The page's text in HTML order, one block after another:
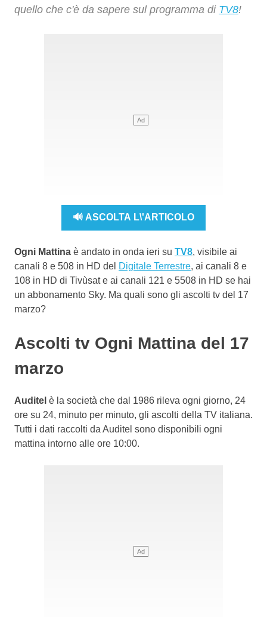
quello che c'è da sapere sul programma di TV8!
🔊 ASCOLTA L\'ARTICOLO
Ogni Mattina è andato in onda ieri su TV8, visibile ai
canali 8 e 508 in HD del Digitale Terrestre, ai canali 8 e
108 in HD di Tivùsat e ai canali 121 e 5508 in HD se hai
un abbonamento Sky. Ma quali sono gli ascolti tv del 17
marzo?
Ascolti tv Ogni Mattina del 17
marzo
Auditel è la società che dal 1986 rileva ogni giorno, 24
ore su 24, minuto per minuto, gli ascolti della TV italiana.
Tutti i dati raccolti da Auditel sono disponibili ogni
mattina intorno alle ore 10:00.